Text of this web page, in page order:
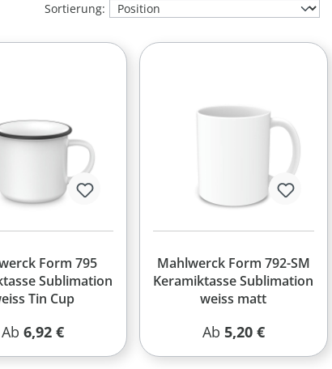
Sortierung:
Form 795
Sublimation
Tin Cup
Regulärer Preis:
Ab 6,92 €
Mahlwerck Form 792-SM
Keramiktasse Sublimation
weiss matt
Regulärer Preis:
Ab 5,20 €